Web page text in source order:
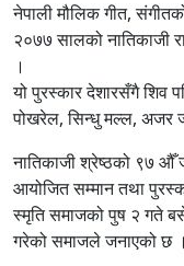
नेपाली मौलिक गीत,
२०७७ सालको नातिकाजी
।
यो पुरस्कार देशारसँगै शिव
पोखरेल, सिन्धु मल्ल, अजर
नातिकाजी श्रेष्ठको ९७ औँ
आयोजित सम्मान तथा
स्मृति समाजको पुष २ गते
गरेको समाजले जनाएको छ ।